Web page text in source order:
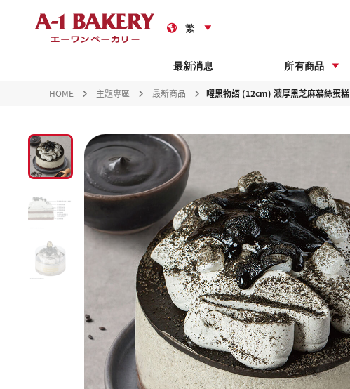
最新消息 所有商品
HOME 主題專區 最新商品 曜黑物語 (12cm) 濃厚黑芝麻慕絲蛋糕